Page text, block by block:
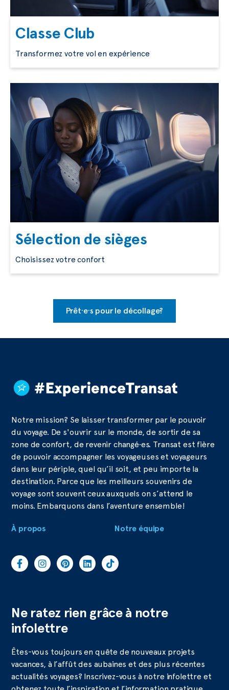
Classe Club
Transformez votre vol en expérience
Sélection de sièges
Choisissez votre confort
Prêt·e·s pour le décollage?
Notre mission? Se laisser transformer par le pouvoir
du voyage. De s'ouvrir sur le monde, de sortir de sa
zone de confort, de revenir changé·es. Transat est fière
de pouvoir accompagner les voyageuses et voyageurs
dans leur périple, quel qu’il soit, et peu importe la
destination. Parce que les meilleurs souvenirs de
voyage sont souvent ceux auxquels on s’attend le
moins. Embarquons dans l’aventure ensemble!
À propos Notre équipe
Ne ratez rien grâce à notre
infolettre
Êtes-vous toujours en quête de nouveaux projets
vacances, à l’affût des aubaines et des plus récentes
actualités voyages? Inscrivez-vous à notre infolettre et